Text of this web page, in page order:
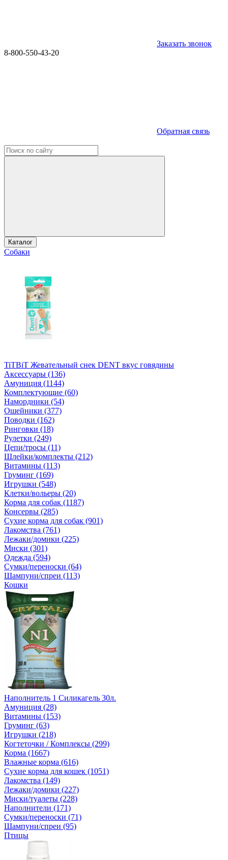
Заказать звонок
8-800-550-43-20
Обратная связь
Каталог
Собаки
TiTBiT Жевательный снек DENT вкус говядины
Аксессуары (136)
Амуниция (1144)
Комплектующие (60)
Намордники (54)
Ошейники (377)
Поводки (162)
Ринговки (18)
Рулетки (249)
Цепи/тросы (11)
Шлейки/комплекты (212)
Витамины (113)
Груминг (169)
Игрушки (548)
Клетки/вольеры (20)
Корма для собак (1187)
Консервы (285)
Сухие корма для собак (901)
Лакомства (761)
Лежаки/домики (225)
Миски (301)
Одежда (594)
Сумки/переноски (64)
Шампуни/спреи (113)
Кошки
Наполнитель 1 Силикагель 30л.
Амуниция (28)
Витамины (153)
Груминг (63)
Игрушки (218)
Когтеточки / Комплексы (299)
Корма (1667)
Влажные корма (616)
Сухие корма для кошек (1051)
Лакомства (149)
Лежаки/домики (227)
Миски/туалеты (228)
Наполнители (171)
Сумки/переноски (71)
Шампуни/спреи (95)
Птицы